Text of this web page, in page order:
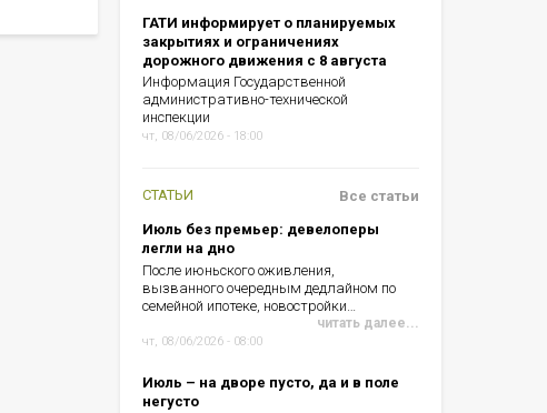
ГАТИ информирует о планируемых
закрытиях и ограничениях
дорожного движения с 8 августа
Информация Государственной
административно-технической
инспекции
чт, 08/06/2026 - 18:00
СТАТЬИ
Июль без премьер: девелоперы
легли на дно
После июньского оживления,
вызванного очередным дедлайном по
семейной ипотеке, новостройки…
читать далее...
чт, 08/06/2026 - 08:00
Июль – на дворе пусто, да и в поле
негусто
Все статьи